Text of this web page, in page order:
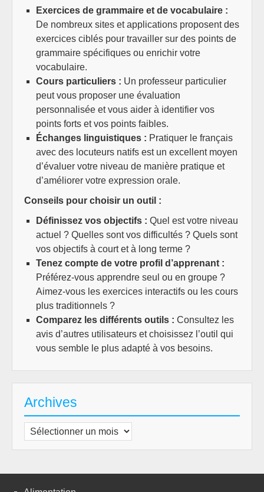
Exercices de grammaire et de vocabulaire :
De nombreux sites et applications proposent des
exercices ciblés pour travailler sur des points de
grammaire spécifiques ou enrichir votre
vocabulaire.
Cours particuliers : Un professeur particulier
peut vous proposer une évaluation
personnalisée et vous aider à identifier vos
points forts et vos points faibles.
Échanges linguistiques : Pratiquer le français
avec des locuteurs natifs est un excellent moyen
d’évaluer votre niveau de manière pratique et
d’améliorer votre expression orale.
Conseils pour choisir un outil :
Définissez vos objectifs : Quel est votre niveau
actuel ? Quelles sont vos difficultés ? Quels sont
vos objectifs à court et à long terme ?
Tenez compte de votre profil d’apprenant :
Préférez-vous apprendre seul ou en groupe ?
Aimez-vous les exercices interactifs ou les cours
plus traditionnels ?
Comparez les différents outils : Consultez les
avis d’autres utilisateurs et choisissez l’outil qui
vous semble le plus adapté à vos besoins.
Archives
Archives